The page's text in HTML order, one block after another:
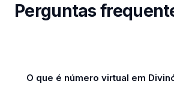
Perguntas
O que é número virtual em